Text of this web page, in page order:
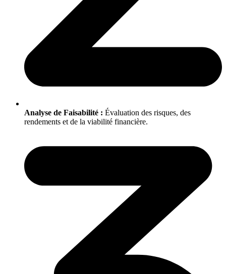
Analyse de Faisabilité : Évaluation des risques, des
rendements et de la viabilité financière.